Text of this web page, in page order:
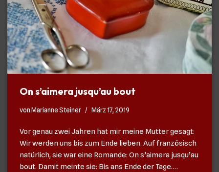
On s’aimera jusqu’au bout
vonMarianne Steiner März 17, 2019
Vor genau zwei Jahren hat mir meine Mutter gesagt:
Wir werden uns bis zum Ende lieben. Auf französisch
natürlich, sie war eine Romande: On s’aimera jusqu’au
bout. Damit meinte sie: Bis ans Ende der Tage.…